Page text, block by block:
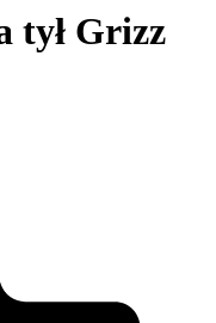
tył Grizz